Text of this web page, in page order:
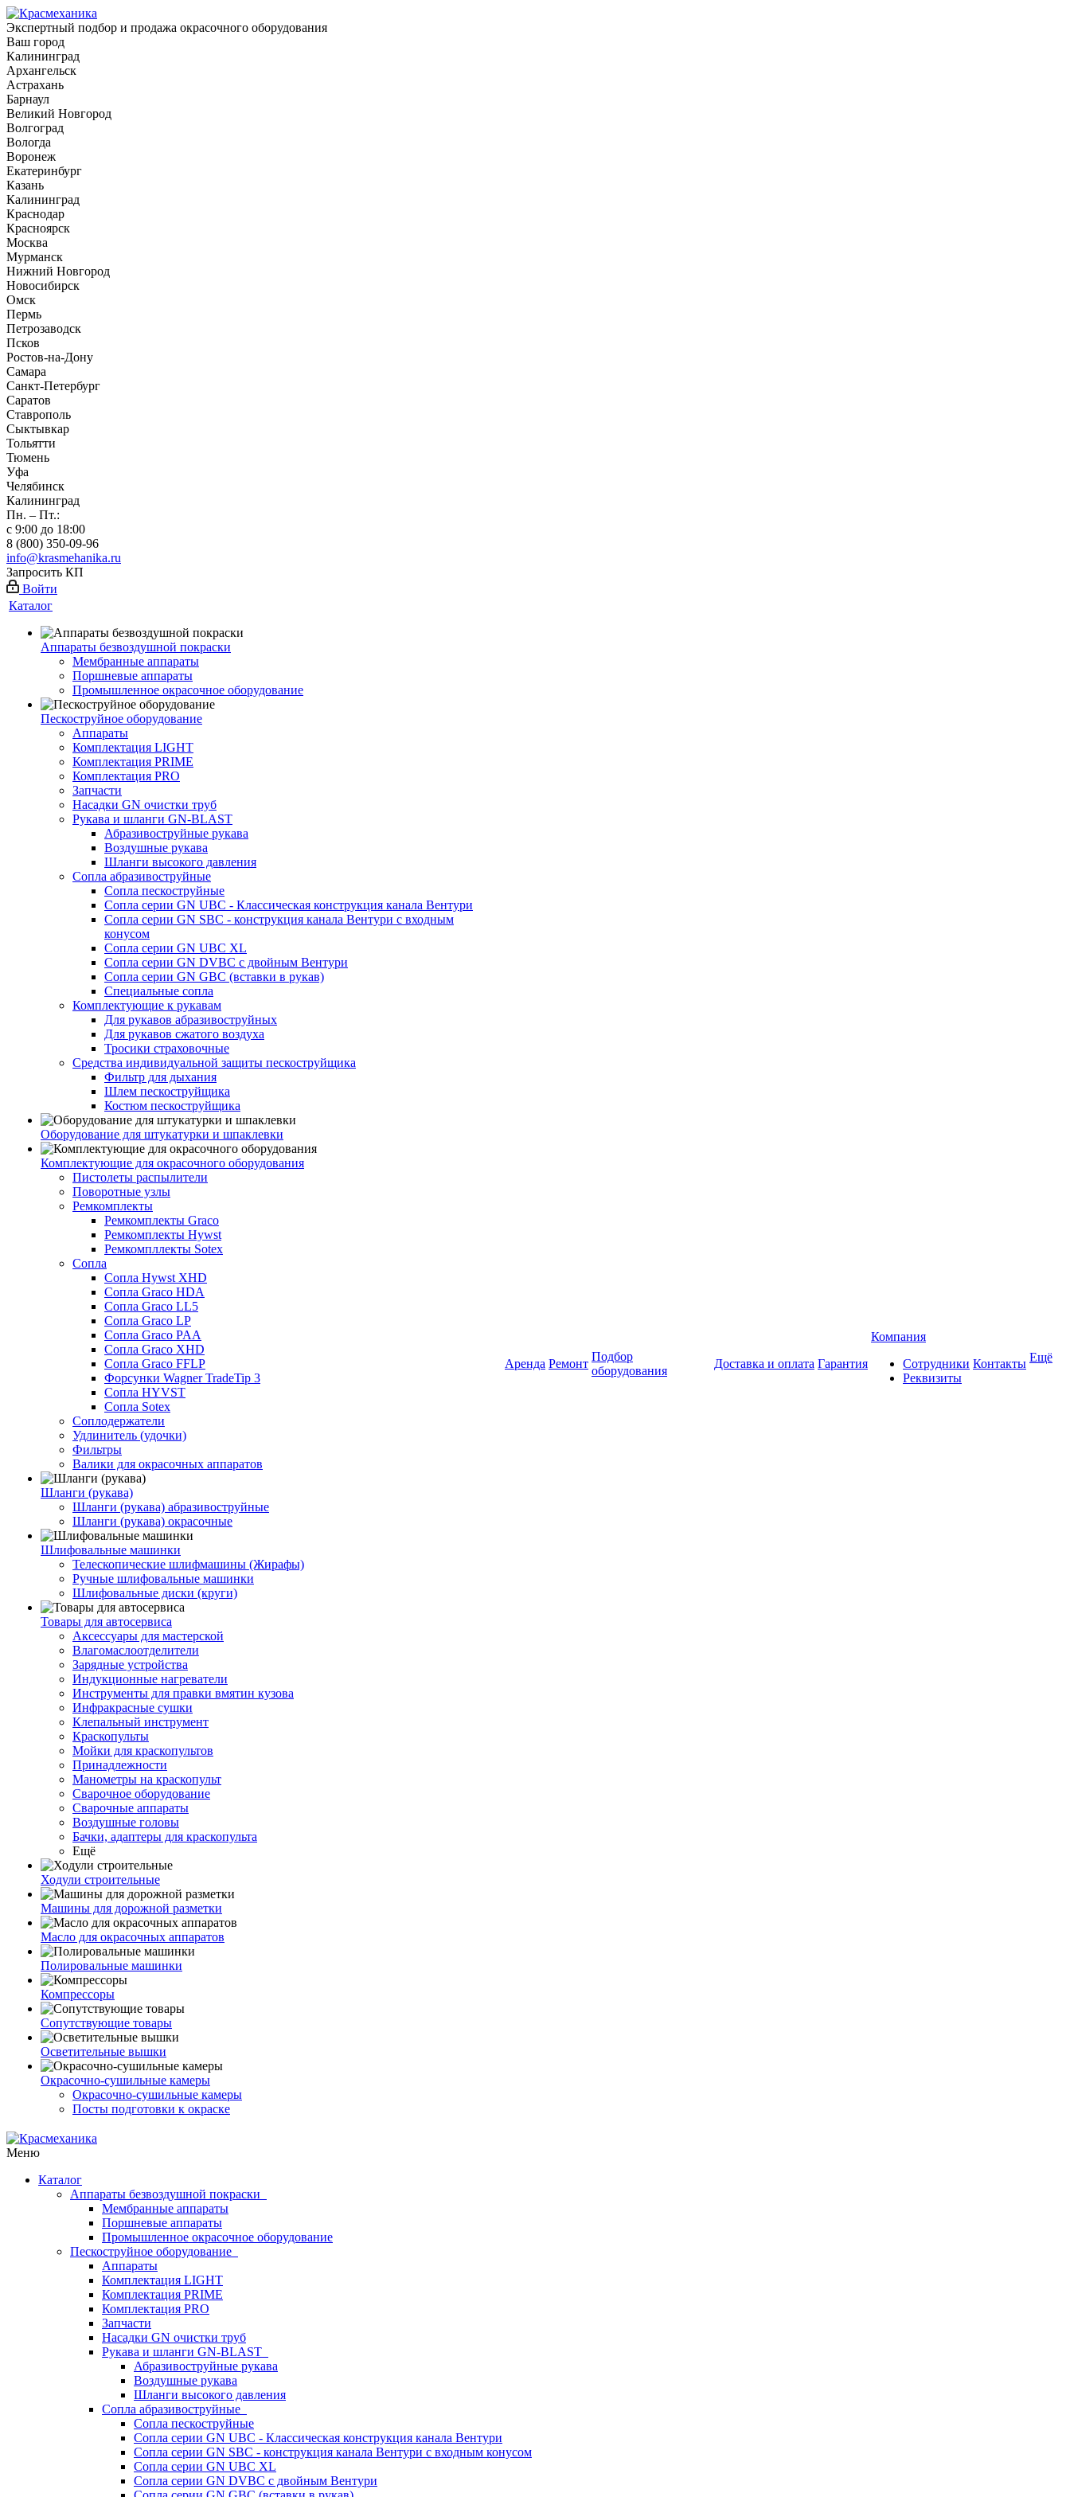
Экспертный подбор и продажа окрасочного оборудования
Ваш город
Калининград
Архангельск
Астрахань
Барнаул
Великий Новгород
Волгоград
Вологда
Воронеж
Екатеринбург
Казань
Калининград
Краснодар
Красноярск
Москва
Мурманск
Нижний Новгород
Новосибирск
Омск
Пермь
Петрозаводск
Псков
Ростов-на-Дону
Самара
Санкт-Петербург
Саратов
Ставрополь
Сыктывкар
Тольятти
Тюмень
Уфа
Челябинск
Калининград
Пн. – Пт.:
с 9:00 до 18:00
8 (800) 350-09-96
info@krasmehanika.ru
Запросить КП
Войти
Каталог
Аппараты безвоздушной покраски
Мембранные аппараты
Поршневые аппараты
Промышленное окрасочное оборудование
Пескоструйное оборудование
Аппараты
Комплектация LIGHT
Комплектация PRIME
Комплектация PRO
Запчасти
Насадки GN очистки труб
Рукава и шланги GN-BLAST
Абразивоструйные рукава
Воздушные рукава
Шланги высокого давления
Сопла абразивоструйные
Сопла пескоструйные
Сопла серии GN UBC - Классическая конструкция канала Вентури
Сопла серии GN SBC - конструкция канала Вентури c входным
конусом
Сопла серии GN UBC XL
Сопла серии GN DVBC с двойным Вентури
Сопла серии GN GBC (вставки в рукав)
Специальные сопла
Комплектующие к рукавам
Для рукавов абразивоструйных
Для рукавов сжатого воздуха
Тросики страховочные
Средства индивидуальной защиты пескоструйщика
Фильтр для дыхания
Шлем пескоструйщика
Костюм пескоструйщика
Оборудование для штукатурки и шпаклевки
Комплектующие для окрасочного оборудования
Пистолеты распылители
Поворотные узлы
Ремкомплекты
Ремкомплекты Graco
Ремкомплекты Hywst
Ремкомпллекты Sotex
Сопла
Сопла Hywst XHD
Сопла Graco HDA
Сопла Graco LL5
Сопла Graco LP
Сопла Graco PAA
Сопла Graco XHD
Сопла Graco FFLP
Форсунки Wagner TradeTip 3
Сопла HYVST
Сопла Sotex
Соплодержатели
Удлинитель (удочки)
Фильтры
Валики для окрасочных аппаратов
Шланги (рукава)
Шланги (рукава) абразивоструйные
Шланги (рукава) окрасочные
Шлифовальные машинки
Телескопические шлифмашины (Жирафы)
Ручные шлифовальные машинки
Шлифовальные диски (круги)
Товары для автосервиса
Аксессуары для мастерской
Влагомаслоотделители
Зарядные устройства
Индукционные нагреватели
Инструменты для правки вмятин кузова
Инфракрасные сушки
Клепальный инструмент
Краскопульты
Мойки для краскопультов
Принадлежности
Манометры на краскопульт
Сварочное оборудование
Сварочные аппараты
Воздушные головы
Бачки, адаптеры для краскопульта
Ещё
Ходули строительные
Машины для дорожной разметки
Масло для окрасочных аппаратов
Полировальные машинки
Компрессоры
Сопутствующие товары
Осветительные вышки
Окрасочно-сушильные камеры
Окрасочно-сушильные камеры
Посты подготовки к окраске
Аренда Ремонт
Подбор
оборудования
Доставка и оплата Гарантия
Компания
Сотрудники
Реквизиты
Контакты Ещё
Меню
Каталог
Аппараты безвоздушной покраски
Мембранные аппараты
Поршневые аппараты
Промышленное окрасочное оборудование
Пескоструйное оборудование
Аппараты
Комплектация LIGHT
Комплектация PRIME
Комплектация PRO
Запчасти
Насадки GN очистки труб
Рукава и шланги GN-BLAST
Абразивоструйные рукава
Воздушные рукава
Шланги высокого давления
Сопла абразивоструйные
Сопла пескоструйные
Сопла серии GN UBC - Классическая конструкция канала Вентури
Сопла серии GN SBC - конструкция канала Вентури c входным конусом
Сопла серии GN UBC XL
Сопла серии GN DVBC с двойным Вентури